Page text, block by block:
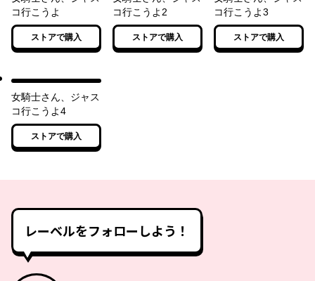
コ行こうよ
ストアで購入
コ行こうよ2
ストアで購入
コ行こうよ3
ストアで購入
女騎士さん、ジャス
コ行こうよ4
ストアで購入
レーベルをフォローしよう！